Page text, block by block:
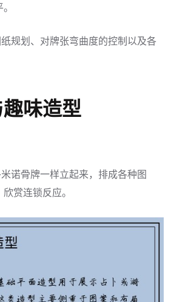
规划、对牌张弯曲度的控制以及各
味造型
诺骨牌一样立起来，排成各种图
赏连锁反应。